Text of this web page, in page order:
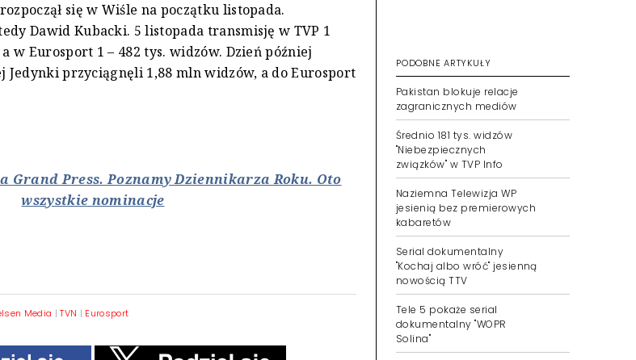
się w Wiśle na początku listopada.
Dawid Kubacki. 5 listopada transmisję w TVP 1
w Eurosport 1 – 482 tys. widzów. Dzień później
Jedynki przyciągnęli 1,88 mln widzów, a do Eurosport
Grand Press. Poznamy Dziennikarza Roku. Oto
wszystkie nominacje
Media |TVN | Eurosport
PODOBNE ARTYKUŁY
Pakistan blokuje relacje
zagranicznych mediów
Średnio 181 tys. widzów
"Niebezpiecznych
związków" w TVP Info
Naziemna Telewizja WP
jesienią bez premierowych
kabaretów
Serial dokumentalny
"Kochaj albo wróć" jesienną
nowością TTV
Tele 5 pokaże serial
dokumentalny "WOPR
Solina"